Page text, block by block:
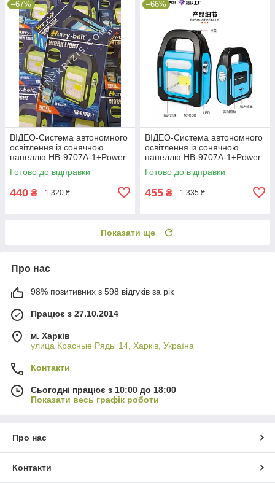
–67%
ВІДЕО-Система автономного
освітлення із сонячною
панеллю HB-9707A-1+Power
bank
Готово до відправки
440 ₴ 1 320 ₴
–66%
ВІДЕО-Система автономного
освітлення із сонячною
панеллю HB-9707A-1+Power
bank
Готово до відправки
455 ₴ 1 335 ₴
Показати ще
Про нас
98% позитивних з 598 відгуків за рік
Працює з 27.10.2014
м. Харків
улица Красные Ряды 14, Харків, Україна
Контакти
Сьогодні працює з 10:00 до 18:00
Показати весь графік роботи
Про нас
Контакти